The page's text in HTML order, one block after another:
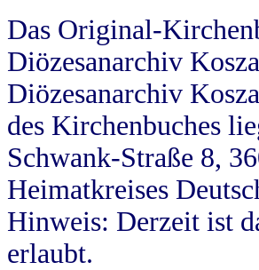
Das Original-
Diözesanarchiv
Diözesanarchiv
des Kirchenbuches
Schwank-Straße 8,
Heimatkreises
Hinweis: Derzeit ist
erlaubt.